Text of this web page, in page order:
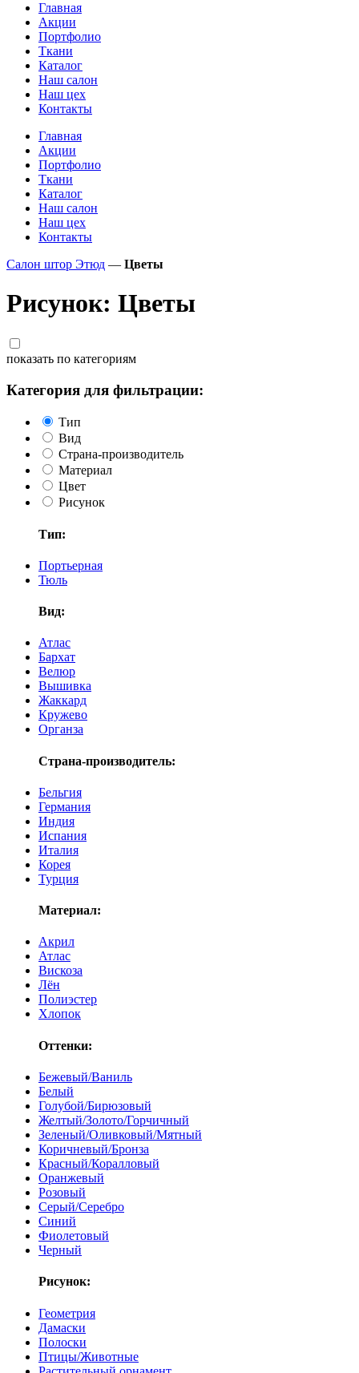
Главная
Акции
Портфолио
Ткани
Каталог
Наш салон
Наш цех
Контакты
Главная
Акции
Портфолио
Ткани
Каталог
Наш салон
Наш цех
Контакты
Салон штор Этюд — Цветы
Рисунок: Цветы
показать по категориям
Категория для фильтрации:
Тип
Вид
Страна-производитель
Материал
Цвет
Рисунок
Тип:
Портьерная
Тюль
Вид:
Атлас
Бархат
Велюр
Вышивка
Жаккард
Кружево
Органза
Страна-производитель:
Бельгия
Германия
Индия
Испания
Италия
Корея
Турция
Материал:
Акрил
Атлас
Вискоза
Лён
Полиэстер
Хлопок
Оттенки:
Бежевый/Ваниль
Белый
Голубой/Бирюзовый
Желтый/Золото/Горчичный
Зеленый/Оливковый/Мятный
Коричневый/Бронза
Красный/Коралловый
Оранжевый
Розовый
Серый/Серебро
Синий
Фиолетовый
Черный
Рисунок:
Геометрия
Дамаски
Полоски
Птицы/Животные